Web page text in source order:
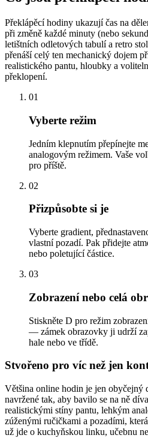
Překlápěcí hodiny ukazují čas na
při změně každé minuty (nebo
letištních odletových tabulí a retro
přenáší celý ten mechanický dojem
realistického pantu, hloubky a
překlopení.
01
Vyberte režim
Jedním klepnutím přepínejte
analogovým režimem. Vaše
pro příště.
02
Přizpůsobte si je
Vyberte gradient,
vlastní pozadí. Pak přidejte
nebo poletující částice.
03
Zobrazení nebo celá
Stiskněte D pro režim
— zámek obrazovky ji udrží
hale nebo ve třídě.
Stvořeno pro víc než jen
Většina online hodin je jen obyčejný
navržené tak, aby bavilo se na ně
realistickými stíny pantu, lehkým
zúženými ručičkami a pozadími,
už jde o kuchyňskou linku, učebnu